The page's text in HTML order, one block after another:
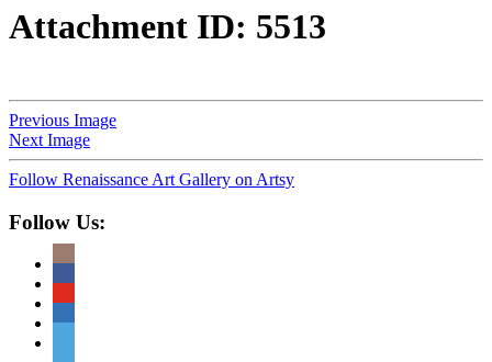
Attachment ID: 5513
Previous Image
Next Image
Follow Renaissance Art Gallery on Artsy
Follow Us: